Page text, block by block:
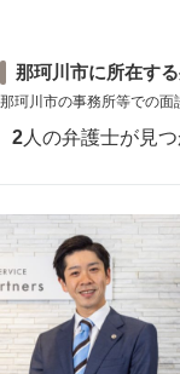
那珂川市に所在す
那珂川市の事務所等での面
2 人の弁護士が見